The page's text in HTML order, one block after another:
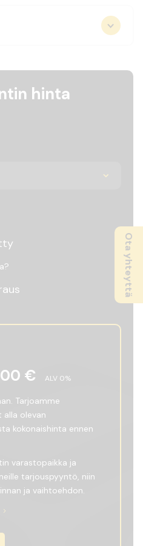
hinta
€ ALV 0%
Tarjoamme
alla olevan
kokonaishinta ennen
varastopaikka ja
tarjouspyyntö, niin
ja vaihtoehdon.
Ota yhteyttä